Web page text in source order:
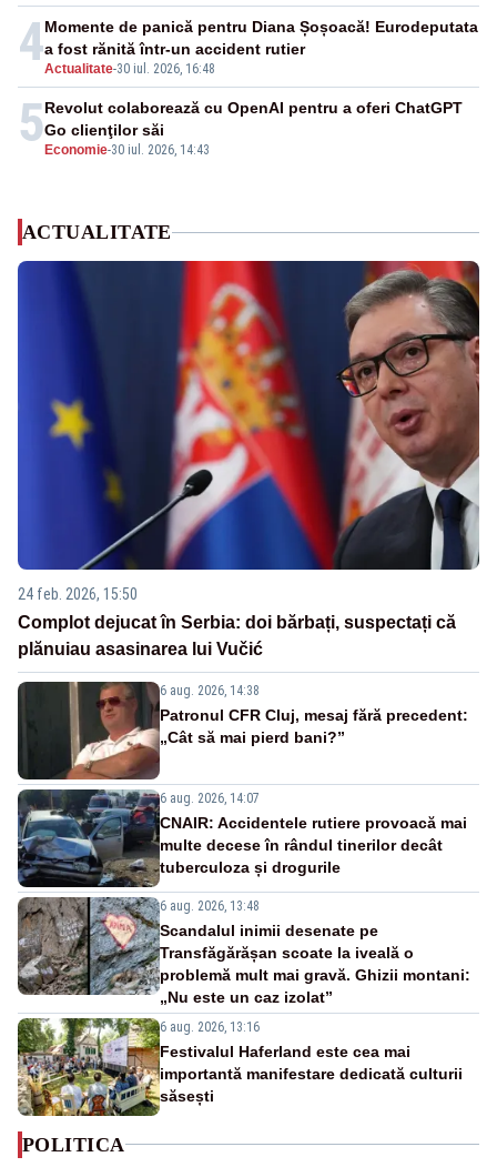
4Actualitate-30 iul. 2026, 16:48
Momente de panică pentru Diana Șoșoacă! Eurodeputata
a fost rănită într-un accident rutier
5 Economie-30 iul. 2026, 14:43
Revolut colaborează cu OpenAI pentru a oferi ChatGPT
Go clienţilor săi
ACTUALITATE
24 feb. 2026, 15:50
Complot dejucat în Serbia: doi bărbați, suspectați că
plănuiau asasinarea lui Vučić
6 aug. 2026, 14:38
Patronul CFR Cluj, mesaj fără precedent:
„Cât să mai pierd bani?”
6 aug. 2026, 14:07
CNAIR: Accidentele rutiere provoacă mai
multe decese în rândul tinerilor decât
tuberculoza și drogurile
6 aug. 2026, 13:48
Scandalul inimii desenate pe
Transfăgărășan scoate la iveală o
problemă mult mai gravă. Ghizii montani:
„Nu este un caz izolat”
6 aug. 2026, 13:16
Festivalul Haferland este cea mai
importantă manifestare dedicată culturii
săsești
POLITICA